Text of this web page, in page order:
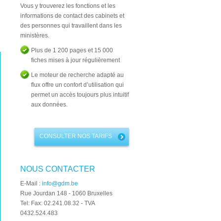
Vous y trouverez les fonctions et les
informations de contact des cabinets et
des personnes qui travaillent dans les
ministères.
Plus de 1 200 pages et 15 000
fiches mises à jour régulièrement
Le moteur de recherche adapté au
flux offre un confort d’utilisation qui
permet un accès toujours plus intuitif
aux données.
CONSULTER NOS TARIFS
NOUS CONTACTER
E-Mail : info@gdm.be
Rue Jourdan 148 - 1060 Bruxelles
Tel: Fax: 02.241.08.32 - TVA
0432.524.483